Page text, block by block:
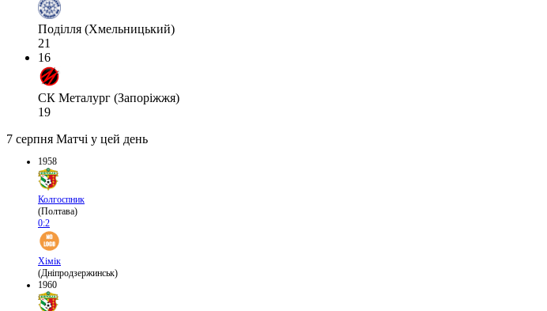
Поділля (Хмельницький)
21
16
СК Металург (Запоріжжя)
19
7 серпня Матчі у цей день
1958
Колгоспник
(Полтава)
0:2
Хімік
(Дніпродзержинськ)
1960